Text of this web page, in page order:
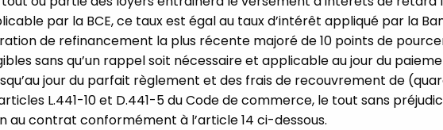
par la BCE, ce taux est égal au taux d’intérêt appliqué par la
de refinancement la plus récente majoré de 10 points de
sans qu’un rappel soit nécessaire et applicable au jour du
jour du parfait règlement et des frais de recouvrement de
L.441-10 et D.441-5 du Code de commerce, le tout sans
au contrat conformément à l’article 14 ci-dessous.